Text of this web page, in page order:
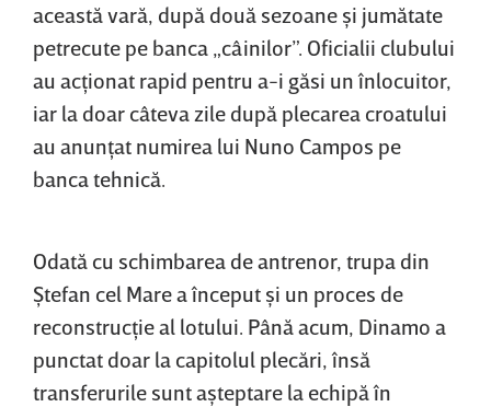
această vară, după două sezoane şi jumătate
petrecute pe banca „câinilor”. Oficialii clubului
au acţionat rapid pentru a-i găsi un înlocuitor,
iar la doar câteva zile după plecarea croatului
au anunţat numirea lui Nuno Campos pe
banca tehnică.
Odată cu schimbarea de antrenor, trupa din
Ştefan cel Mare a început şi un proces de
reconstrucţie al lotului. Până acum, Dinamo a
punctat doar la capitolul plecări, însă
transferurile sunt aşteptare la echipă în